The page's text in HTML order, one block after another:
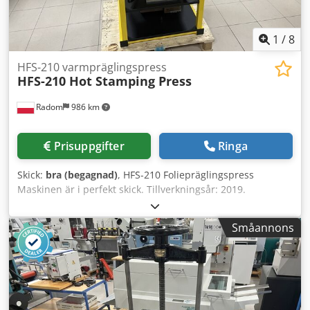
1 /8
Radom 986 km
HFS-210 varmpräglingspress
HFS-210 Hot Stamping Press
Prisuppgifter Ringa
Skick: bra (begagnad), HFS-210 Foliepräglingspress
Maskinen är i perfekt skick. Tillverkningsår: 2019.
Beskrivning: HFS-210 är en pneumatisk foliepräglingspress
för varmprägling och prägling av papper samt plast. Ett
användbart verktyg för reklambyråer och digitaltryckerier.
Cykeln styrs manuellt. Den pneumatiska driften
säkerställer repeterbarhet och mycket högt
press-/präglingstryck mot materialet. Dkedpfozdau Uox
Aicsr Maskinen är utrustad med automatisk foliematning,
vilket avsevärt förkortar tiden för varje varmpräglingscykel,
Småannons